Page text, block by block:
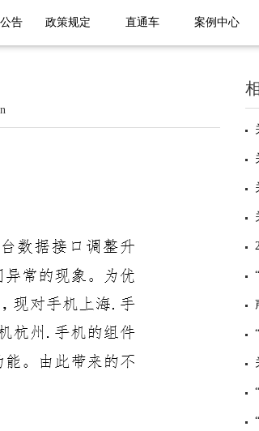
告 政策规定 直通车 案例中心